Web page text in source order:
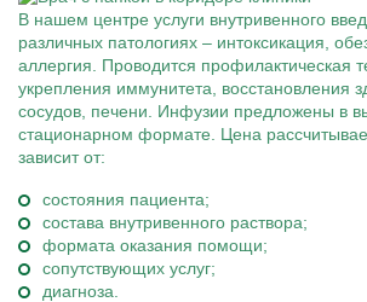
В нашем центре услуги внутривенного
различных патологиях – интоксикация,
аллергия. Проводится профилактическая
укрепления иммунитета, восстановления
сосудов, печени. Инфузии предложены в
стационарном формате. Цена
зависит от:
состояния пациента;
состава внутривенного раствора;
формата оказания помощи;
сопутствующих услуг;
диагноза.